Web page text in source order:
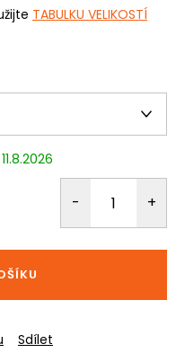
TABULKU VELIKOSTÍ
11.8.2026
Sdílet